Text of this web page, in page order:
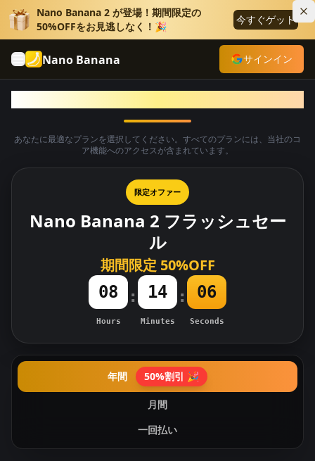
Nano Banana 2 が登場！期間限定の
50%OFFをお見逃しなく！🎉
今すぐゲット
Nano Banana サインイン
あなたに最適なプランを選択してください。すべてのプランには、当社のコ
ア機能へのアクセスが含まれています。
限定オファー
Nano Banana 2 フラッシュセー
ル
期間限定 50%OFF
08
Hours
: 14
Minutes
: 05
Seconds
年間 50%割引 🎉
月間
一回払い